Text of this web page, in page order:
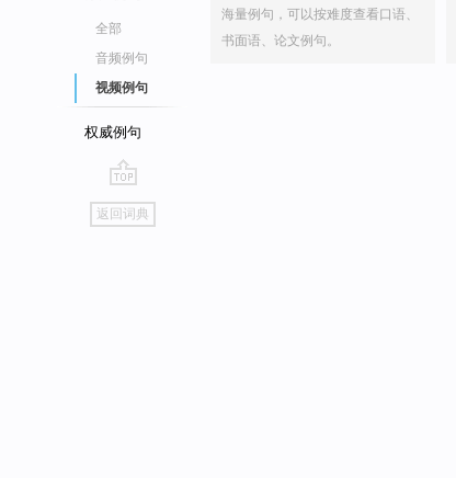
全部
音频例句
视频例句
权威例句
go
top
返回词典
海量例句，可以按难度查看口语、
书面语、论文例句。